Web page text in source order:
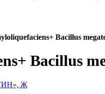
Bacillus
Bacillus